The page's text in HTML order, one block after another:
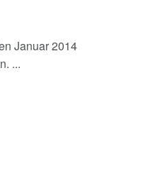
Januar 2014
...